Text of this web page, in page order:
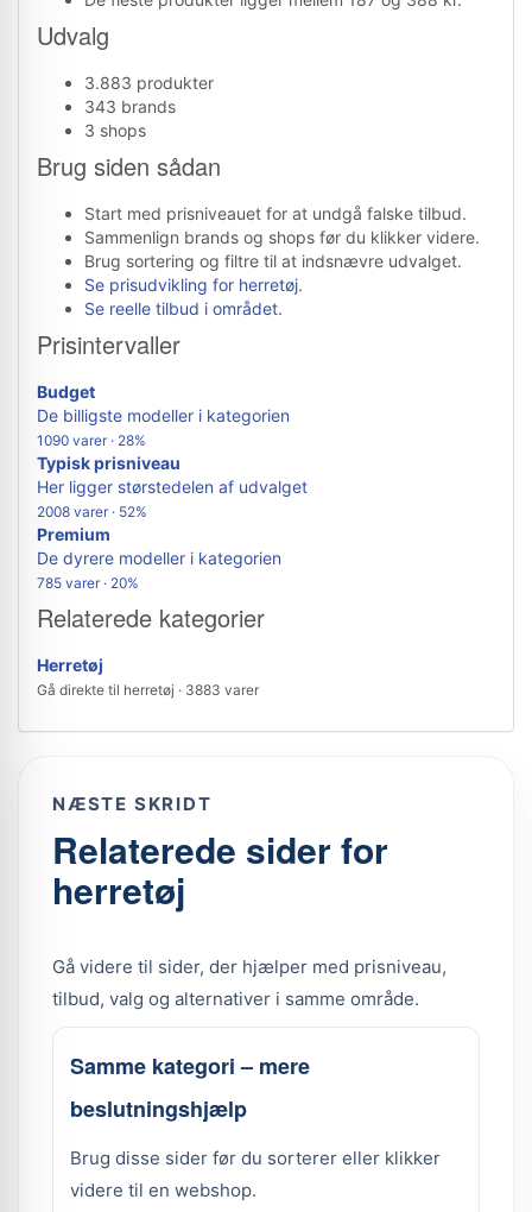
Udvalg
3.883 produkter
343 brands
3 shops
Brug siden sådan
Start med prisniveauet for at undgå falske tilbud.
Sammenlign brands og shops før du klikker videre.
Brug sortering og filtre til at indsnævre udvalget.
Se prisudvikling for herretøj.
Se reelle tilbud i området.
Prisintervaller
Budget
De billigste modeller i kategorien
1090 varer · 28%
Typisk prisniveau
Her ligger størstedelen af udvalget
2008 varer · 52%
Premium
De dyrere modeller i kategorien
785 varer · 20%
Relaterede kategorier
Herretøj
Gå direkte til herretøj · 3883 varer
NÆSTE SKRIDT
Relaterede sider for
herretøj
Gå videre til sider, der hjælper med prisniveau,
tilbud, valg og alternativer i samme område.
Samme kategori – mere
beslutningshjælp
Brug disse sider før du sorterer eller klikker
videre til en webshop.